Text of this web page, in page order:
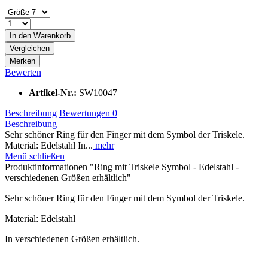
In den Warenkorb
Vergleichen
Merken
Bewerten
Artikel-Nr.: SW10047
Beschreibung Bewertungen 0
Beschreibung
Sehr schöner Ring für den Finger mit dem Symbol der Triskele.
Material: Edelstahl In... mehr
Menü schließen
Produktinformationen "Ring mit Triskele Symbol - Edelstahl -
verschiedenen Größen erhältlich"
Sehr schöner Ring für den Finger mit dem Symbol der Triskele.
Material: Edelstahl
In verschiedenen Größen erhältlich.